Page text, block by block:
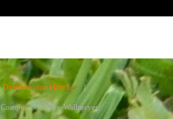
Datenschutzerklärung |
Computer-Service-Wallmeyer